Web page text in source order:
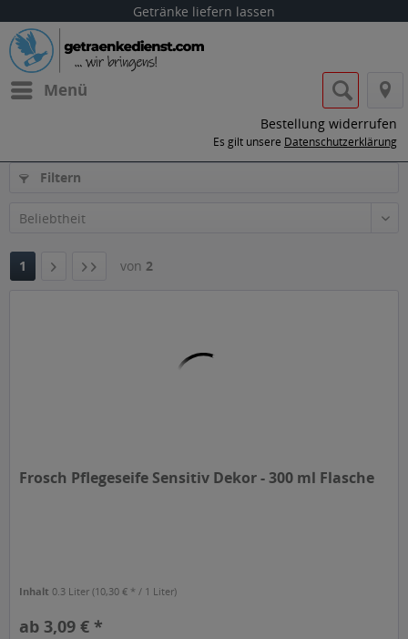
Getränke liefern lassen
Menü
Bestellung widerrufen
Es gilt unsere Datenschutzerklärung
Filtern
1 von 2
Frosch Pflegeseife Sensitiv Dekor - 300 ml Flasche
Inhalt0.3 Liter(10,30 € * / 1 Liter)
ab 3,09 € *